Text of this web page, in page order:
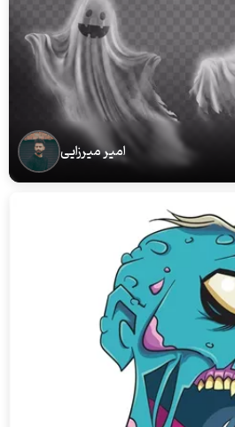
امیر میرزایی